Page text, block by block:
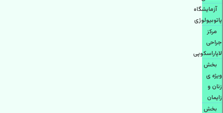
آزمایشگاه
پاتوبیولوژی
مرکز
جراحی
لاپاراسکوپی
بخش
ویژه ی
زنان و
زایمان
بخش